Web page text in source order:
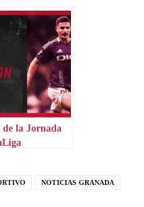
la Jornada
NOTICIAS GRANADA